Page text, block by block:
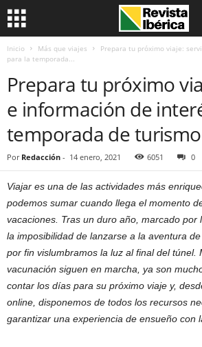
Inicio Más que viajes
Prepara tu próximo viaje:
para la temporada...
Prepara tu próximo
e información de
temporada de turismo
Por Redacción - 14 enero, 2021 6051 0
Viajar es una de las actividades más
podemos sumar cuando llega el momento
vacaciones. Tras un duro año, marcado por
la imposibilidad de lanzarse a la aventura
por fin vislumbramos la luz al final del túnel.
vacunación siguen en marcha, ya son
contar los días para su próximo viaje y,
online, disponemos de todos los recursos
garantizar una experiencia de ensueño con